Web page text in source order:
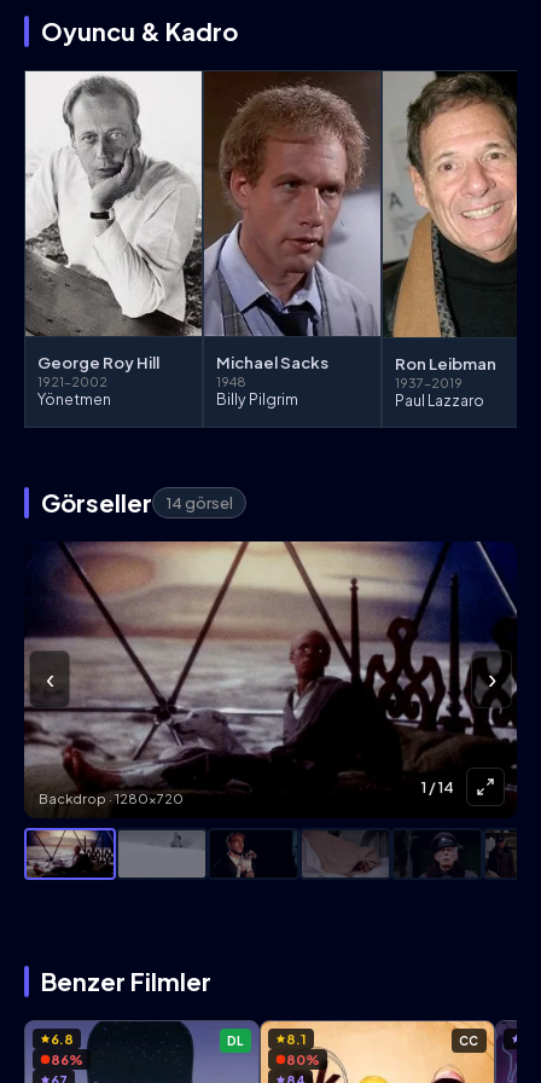
Oyuncu & Kadro
George Roy Hill
1921–2002
Yönetmen
Michael Sacks
1948
Billy Pilgrim
Ron Leibman
1937–2019
Paul Lazzaro
Görseller 14 görsel
‹
Backdrop · 1280×720
›
1 / 14
Benzer Filmler
DL
6.8
86%
CC
8.1
80%